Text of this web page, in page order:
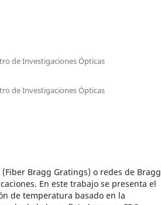
de Investigaciones Ópticas
de Investigaciones Ópticas
Bragg Gratings) o redes de Bragg
En este trabajo se presenta el
de temperatura basado en la